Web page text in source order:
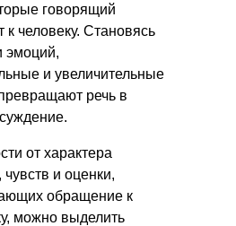
говорящий
к человеку. Становясь
эмоций,
и увеличительные
речь в
от характера
и оценки,
обращение к
можно выделить